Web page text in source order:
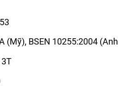
(Mỹ), BSEN 10255:2004
3T